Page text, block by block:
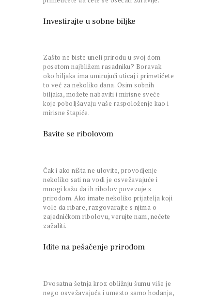
Investirajte u sobne biljke
Zašto ne biste uneli prirodu u svoj dom
posetom najbližem rasadniku? Boravak
oko biljaka ima umirujući uticaj i primetićete
to već za nekoliko dana. Osim sobnih
biljaka, možete nabaviti i mirisne sveće
koje poboljšavaju vaše raspoloženje kao i
mirisne štapiće.
Bavite se ribolovom
Čak i ako ništa ne ulovite, provodjenje
nekoliko sati na vodi je osvežavajuće i
mnogi kažu da ih ribolov povezuje s
prirodom. Ako imate nekoliko prijatelja koji
vole da ribare, razgovarajte s njima o
zajedničkom ribolovu, verujte nam, nećete
zažaliti.
Idite na pešačenje prirodom
Dvosatna šetnja kroz obližnju šumu više je
nego osvežavajuća i umesto samo hodanja,